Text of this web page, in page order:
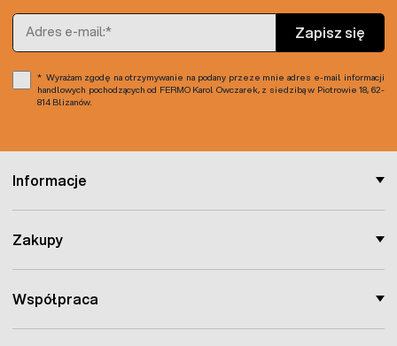
Informacje
Zakupy
Współpraca
Adres e-mail
Zapisz się
Wyrażam zgodę na otrzymywanie na podany przeze mnie adres e-mail informacji
handlowych pochodzących od FERMO Karol Owczarek, z siedzibą w Piotrowie 18, 62-
814 Blizanów.